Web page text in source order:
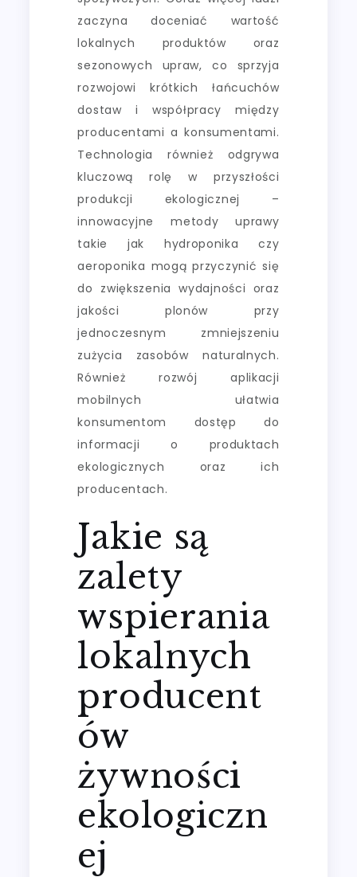
zaczyna doceniać wartość
lokalnych produktów oraz
sezonowych upraw, co sprzyja
rozwojowi krótkich łańcuchów
dostaw i współpracy między
producentami a konsumentami.
Technologia również odgrywa
kluczową rolę w przyszłości
produkcji ekologicznej –
innowacyjne metody uprawy
takie jak hydroponika czy
aeroponika mogą przyczynić się
do zwiększenia wydajności oraz
jakości plonów przy
jednoczesnym zmniejszeniu
zużycia zasobów naturalnych.
Również rozwój aplikacji
mobilnych ułatwia
konsumentom dostęp do
informacji o produktach
ekologicznych oraz ich
producentach.
Jakie są
zalety
wspierania
lokalnych
producent
ów
żywności
ekologiczn
ej